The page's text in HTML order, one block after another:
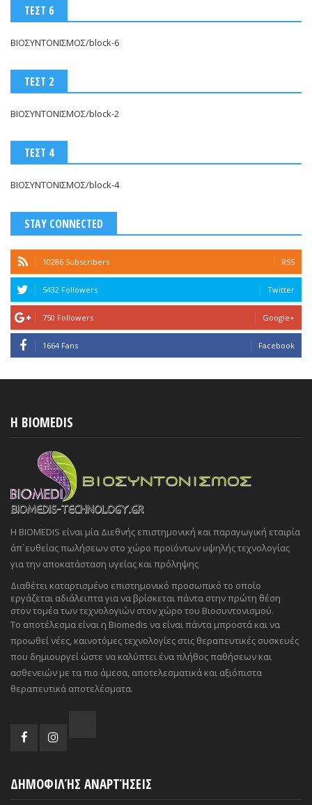
ΤΕΣΤ 6
ΒΙΟΣΥΝΤΟΝΙΣΜΟΣ/block-6
ΤΕΣΤ 2
ΒΙΟΣΥΝΤΟΝΙΣΜΟΣ/block-2
ΤΕΣΤ 4
ΒΙΟΣΥΝΤΟΝΙΣΜΟΣ/block-4
STAY CONNECTED
10286 Subscribers RSS
5432 Followers Twitter
750 Followers Google+
1664 Fans Facebook
H BIOMEDIS
Η BIOMEDIS είναι μία Διεθνής επιστημονική και παραγωγική εταιρία
άπ`ευθείας πωλήσεων στο χώρο προϊόντων υψηλής τεχνολογίας
για την αποκατάσταση υγείας και πρόληψης
Διαθέτει καταρτισμένο επιστημονικό προσωπικό το οποίο
εργάζεται αδιάλειπτα για να βρίσκεται πάντα στην πρώτη θέση
στον τομέα των τεχνολογιών στον χώρο του Βιοσυντονισμού.
Το αποτέλεσμα είναι η Biomedis να είναι πάντα μπροστά και να
προωθεί νέες, καινοτόμες τεχνολογίες στις θεραπευτικές συσκευές
που δημιουργεί ώστε να καλύπτει ένα πλήθος παθήσεων και
ασθενειών με τα πιο άμεσα, αποτελεσματικά και αξιόπιστα
θεραπευτικά αποτελέσματα.
ΔΗΜΟΦΙΛΉΣ ΑΝΑΡΤΉΣΕΙΣ